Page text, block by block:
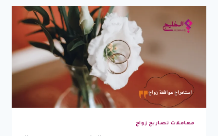
ما
معرفته
التقديم
الزواج
الخارج
معاملات تصاريح زواج